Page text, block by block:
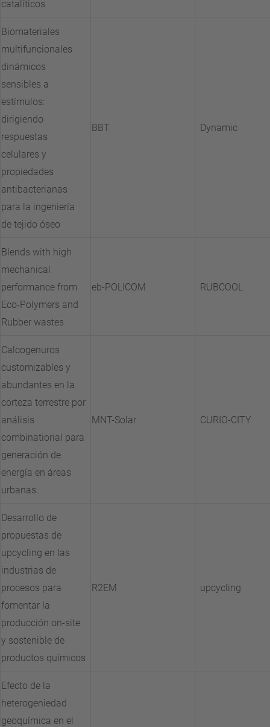
catalíticos
Biomateriales
multifuncionales
dinámicos
sensibles a
estímulos:
dirigiendo
respuestas
celulares y
propiedades
antibacterianas
para la ingeniería
de tejido óseo
BBT Dynamic
Blends with high
mechanical
performance from
Eco-Polymers and
Rubber wastes
eb-POLICOM RUBCOOL
Calcogenuros
customizables y
abundantes en la
corteza terrestre por
análisis
combinatiorial para
generación de
energía en áreas
urbanas.
MNT-Solar CURIO-CITY
Desarrollo de
propuestas de
upcycling en las
industrias de
procesos para
fomentar la
producción on-site
y sostenible de
productos químicos
R2EM upcycling
Efecto de la
heterogeniedad
geoquímica en el